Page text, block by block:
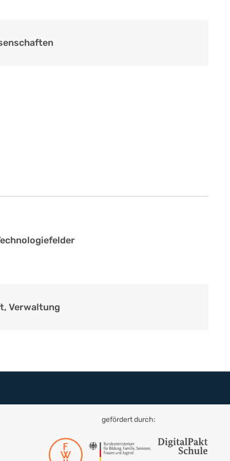
Verwaltung
gefördert durch: